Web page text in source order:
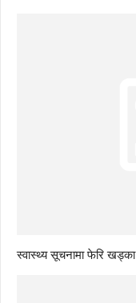
स्वास्थ्य सूचनामा फेरि खड्का